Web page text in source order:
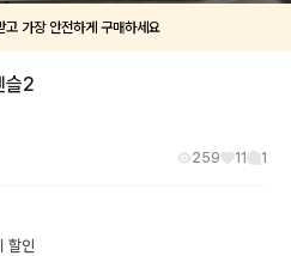
고 가장 안전하게 구매하세요
슬2
259 11 1
할인